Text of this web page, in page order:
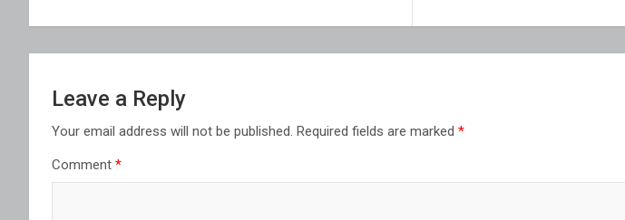
Leave a Reply
Your email address will not be published. Required fields are marked *
Comment *